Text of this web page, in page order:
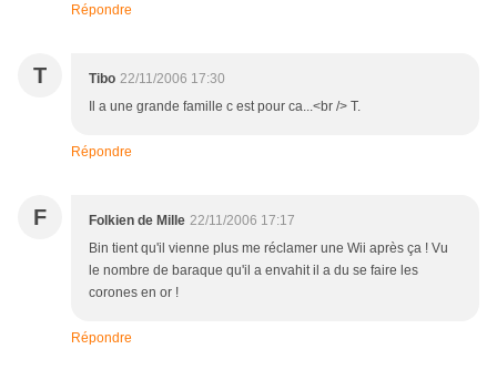
Répondre
T Tibo 22/11/2006 17:30
Il a une grande famille c est pour ca...<br /> T.
Répondre
F Folkien de Mille 22/11/2006 17:17
Bin tient qu'il vienne plus me réclamer une Wii après ça ! Vu
le nombre de baraque qu'il a envahit il a du se faire les
corones en or !
Répondre